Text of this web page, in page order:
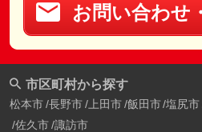
お問い合わせ
市区町村から探す
松本市 長野市 上田市 飯田市 塩尻市
佐久市 諏訪市